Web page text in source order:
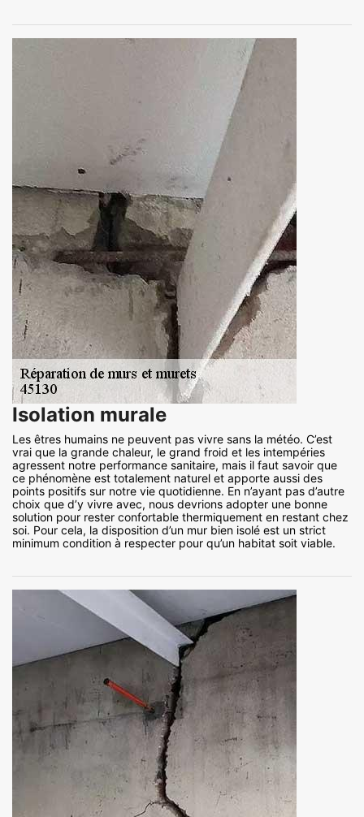
Isolation murale
Les êtres humains ne peuvent pas vivre sans la météo. C’est
vrai que la grande chaleur, le grand froid et les intempéries
agressent notre performance sanitaire, mais il faut savoir que
ce phénomène est totalement naturel et apporte aussi des
points positifs sur notre vie quotidienne. En n’ayant pas d’autre
choix que d’y vivre avec, nous devrions adopter une bonne
solution pour rester confortable thermiquement en restant chez
soi. Pour cela, la disposition d’un mur bien isolé est un strict
minimum condition à respecter pour qu’un habitat soit viable.